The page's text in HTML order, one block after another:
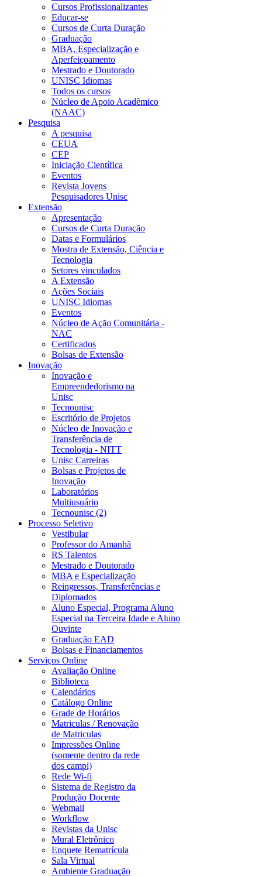
Cursos Profissionalizantes
Educar-se
Cursos de Curta Duração
Graduação
MBA, Especialização e
Aperfeiçoamento
Mestrado e Doutorado
UNISC Idiomas
Todos os cursos
Núcleo de Apoio Acadêmico
(NAAC)
Pesquisa
A pesquisa
CEUA
CEP
Iniciação Científica
Eventos
Revista Jovens
Pesquisadores Unisc
Extensão
Apresentação
Cursos de Curta Duração
Datas e Formulários
Mostra de Extensão, Ciência e
Tecnologia
Setores vinculados
A Extensão
Ações Sociais
UNISC Idiomas
Eventos
Núcleo de Ação Comunitária -
NAC
Certificados
Bolsas de Extensão
Inovação
Inovação e
Empreendedorismo na
Unisc
Tecnounisc
Escritório de Projetos
Núcleo de Inovação e
Transferência de
Tecnologia - NITT
Unisc Carreiras
Bolsas e Projetos de
Inovação
Laboratórios
Multiusuário
Tecnounisc (2)
Processo Seletivo
Vestibular
Professor do Amanhã
RS Talentos
Mestrado e Doutorado
MBA e Especialização
Reingressos, Transferências e
Diplomados
Aluno Especial, Programa Aluno
Especial na Terceira Idade e Aluno
Ouvinte
Graduação EAD
Bolsas e Financiamentos
Serviços Online
Avaliação Online
Biblioteca
Calendários
Catálogo Online
Grade de Horários
Matriculas / Renovação
de Matriculas
Impressões Online
(somente dentro da rede
dos campi)
Rede Wi-fi
Sistema de Registro da
Produção Docente
Webmail
Workflow
Revistas da Unisc
Mural Eletrônico
Enquete Rematrícula
Sala Virtual
Ambiente Graduação